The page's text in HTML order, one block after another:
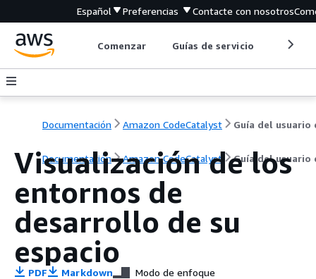
Español Preferencias Contacte con nosotros
Comenzar Guías de servicio
Documentación Amazon CodeCatalyst Guía del usuario
Documentación Amazon CodeCatalyst Guía del usuario
Visualización de los
entornos de
desarrollo de su
espacio
PDF Markdown Modo de enfoque